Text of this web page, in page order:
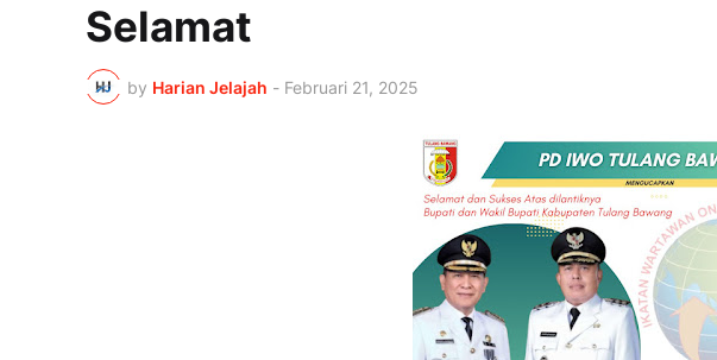
Selamat
by Harian Jelajah - Februari 21, 2025